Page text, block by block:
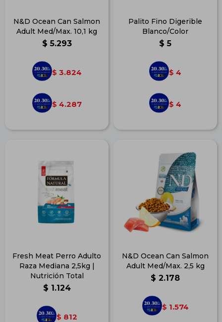
N&D Ocean Can Salmon
Adult Med/Max. 10,1 kg
$ 5.293
$ 3.824
$ 4.287
Palito Fino Digerible
Blanco/Color
$ 5
$ 4
$ 4
Fresh Meat Perro Adulto
Raza Mediana 2,5kg |
Nutrición Total
$ 1.124
$ 812
N&D Ocean Can Salmon
Adult Med/Max. 2,5 kg
$ 2.178
$ 1.574